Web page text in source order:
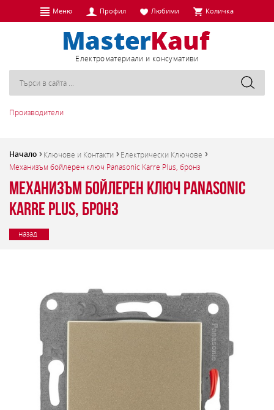
Меню Профил Любими Количка
Eлектроматериали и консумативи
Производители
Начало Ключове и Контакти
Електрически Ключове
Механизъм бойлерен ключ Panasonic Karre Plus, бронз
Механизъм бойлерен ключ Panasonic
Karre Plus, бронз
назад